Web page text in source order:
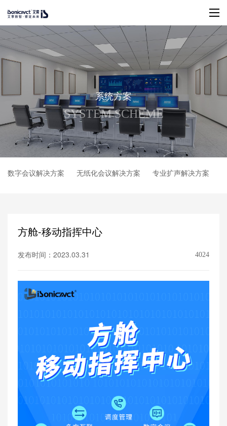
系统方案
SYSTEM SCHEME
数字会议解决方案 无纸化会议解决方案 专业扩声解决方案
方舱-移动指挥中心
发布时间：2023.03.31 4024